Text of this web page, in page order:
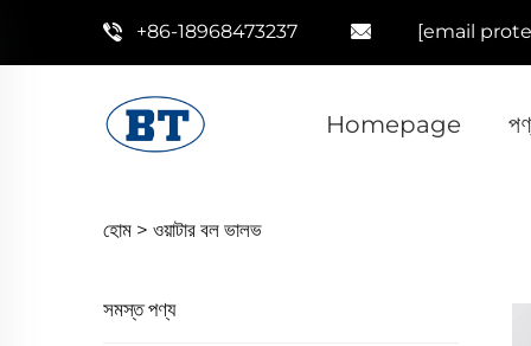
+86-18968473237 [email
Homepage
হোম > ওয়াটার বল ভালভ
সমস্ত পণ্য